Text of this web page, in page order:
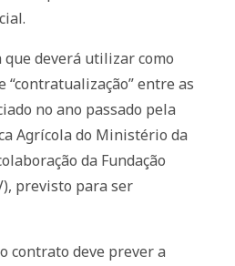
deverá utilizar como
“contratualização” entre as
no ano passado pela
Agrícola do Ministério da
da Fundação
previsto para ser
contrato deve prever a